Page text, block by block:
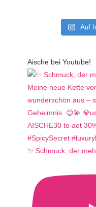
Auf
Aische bei Youtube!
✨ Schmuck, der